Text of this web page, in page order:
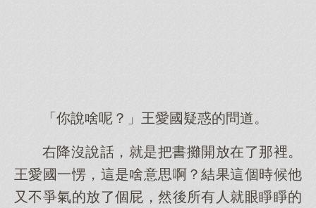
「你說啥呢？」王愛國疑惑的問道。
右降沒說話，就是把書攤開放在了那裡。
王愛國一愣，這是啥意思啊？結果這個時候他
又不爭氣的放了個屁，然後所有人就眼睜睜的